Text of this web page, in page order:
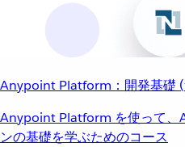
Anypoint Platform：開発基礎
Anypoint Platform を使って、
ンの基礎を学ぶためのコース